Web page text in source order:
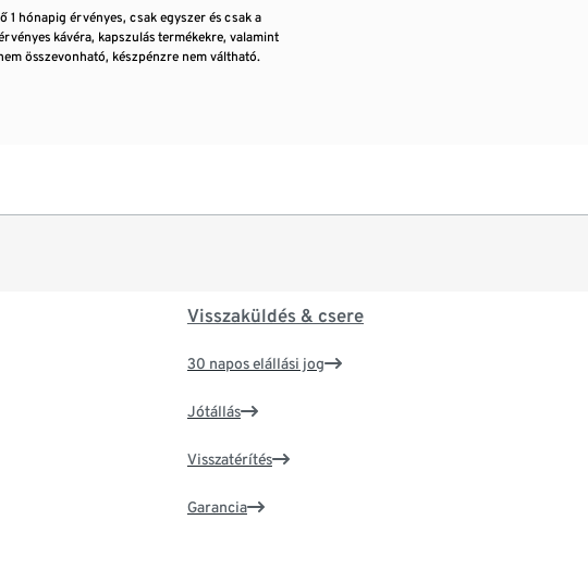
1 hónapig érvényes, csak egyszer és csak a
kávéra, kapszulás termékekre, valamint
összevonható, készpénzre nem váltható.
Visszaküldés & csere
30 napos elállási jog
Jótállás
Visszatérítés
Garancia